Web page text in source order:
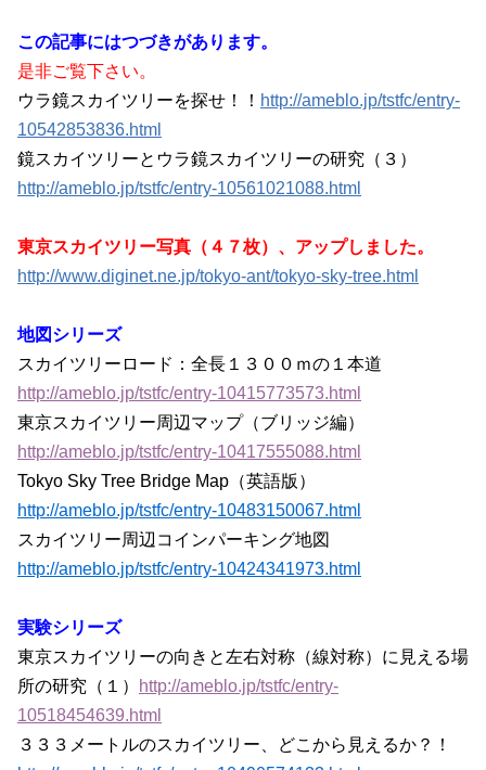
この記事にはつづきがあります。
是非ご覧下さい。
ウラ鏡スカイツリーを探せ！！ http://ameblo.jp/tstfc/entry-
10542853836.html
鏡スカイツリーとウラ鏡スカイツリーの研究（３）
http://ameblo.jp/tstfc/entry-10561021088.html
東京スカイツリー写真（４７枚）、アップしました。
http://www.diginet.ne.jp/tokyo-ant/tokyo-sky-tree.html
地図シリーズ
スカイツリーロード：全長１３００ｍの１本道
http://ameblo.jp/tstfc/entry-10415773573.html
東京スカイツリー周辺マップ（ブリッジ編）
http://ameblo.jp/tstfc/entry-10417555088.html
Tokyo Sky Tree Bridge Map（英語版）
http://ameblo.jp/tstfc/entry-10483150067.html
スカイツリー周辺コインパーキング地図
http://ameblo.jp/tstfc/entry-10424341973.html
実験シリーズ
東京スカイツリーの向きと左右対称（線対称）に見える場
所の研究（１）
http://ameblo.jp/tstfc/entry-
10518454639.html
３３３メートルのスカイツリー、どこから見えるか？！